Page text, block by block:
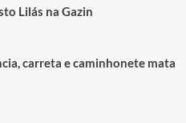
Lilás na Gazin
carreta e caminhonete mata